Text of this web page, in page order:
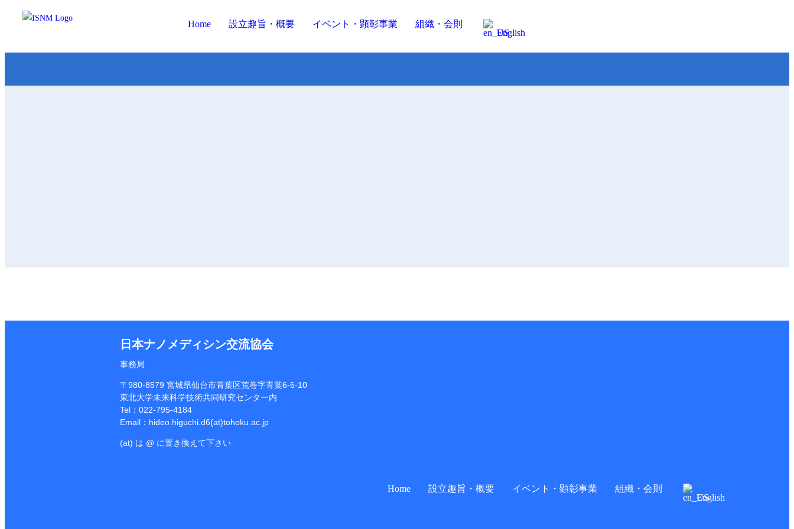
Home 設立趣旨・概要 イベント・顕彰事業
組織・会則
English
日本ナノメディシン交流協会
事務局
〒980-8579 宮城県仙台市青葉区荒巻字青葉6-6-10
東北大学未来科学技術共同研究センター内
Tel：022-795-4184
Email：hideo.higuchi.d6(at)tohoku.ac.jp
(at) は @ に置き換えて下さい
Home 設立趣旨・概要 イベント・顕彰事業
組織・会則
English